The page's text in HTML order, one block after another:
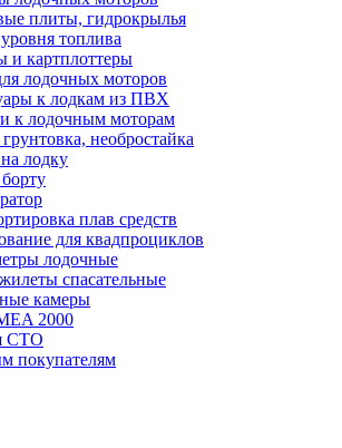
плиты, гидрокрылья
топлива
и картплоттеры
лодочных моторов
к лодкам из ПВХ
к лодочным моторам
необростайка
лодку
плав средств
для квадпроциклов
лодочные
спасательные
камеры
2000
СТО
покупателям